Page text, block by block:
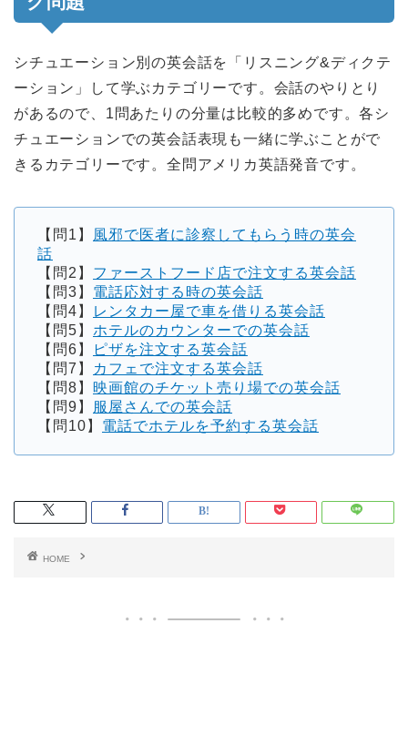
シチュエーション別の英会話を「リスニング&ディクテ
ーション」して学ぶカテゴリーです。会話のやりとり
があるので、1問あたりの分量は比較的多めです。各シ
チュエーションでの英会話表現も一緒に学ぶことがで
きるカテゴリーです。全問アメリカ英語発音です。
【問1】
風邪で医者に診察してもらう時の英会
話
【問2】 ファーストフード店で注文する英会話
【問3】 電話応対する時の英会話
【問4】
レンタカー屋で車を借りる英会話
【問5】 ホテルのカウンターでの英会話
【問6】
ピザを注文する英会話
【問7】
カフェで注文する英会話
【問8】 映画館のチケット売り場での英会話
【問9】
服屋さんでの英会話
【問10】 電話でホテルを予約する英会話
HOME